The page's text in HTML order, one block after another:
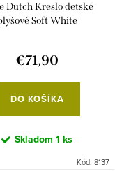
Dutch Kreslo detské
Soft White
€71,90
DO KOŠÍKA
Skladom 1 ks
Kód: 8137